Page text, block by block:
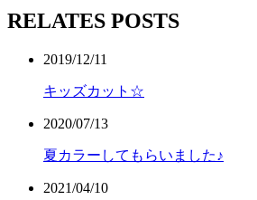
RELATES POSTS
2019/12/11
キッズカット☆
2020/07/13
夏カラーしてもらいました♪
2021/04/10